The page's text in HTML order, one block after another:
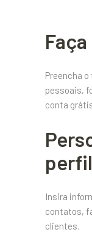
Preencha
pessoais,
conta
perfil
Insira
contatos,
clientes.